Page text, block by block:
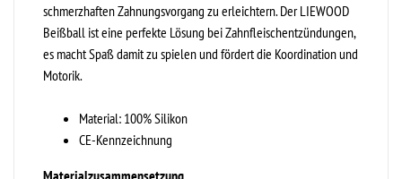
schmerzhaften Zahnungsvorgang zu erleichtern. Der LIEWOOD
Beißball ist eine perfekte Lösung bei Zahnfleischentzündungen,
es macht Spaß damit zu spielen und fördert die Koordination und
Motorik.
Material: 100% Silikon
CE-Kennzeichnung
Materialzusammensetzung